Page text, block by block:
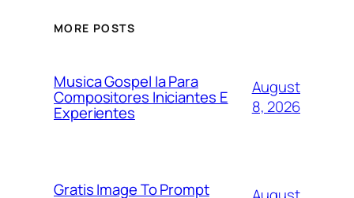
MORE POSTS
Musica Gospel Ia Para
Compositores Iniciantes E
Experientes
August
8, 2026
Gratis Image To Prompt